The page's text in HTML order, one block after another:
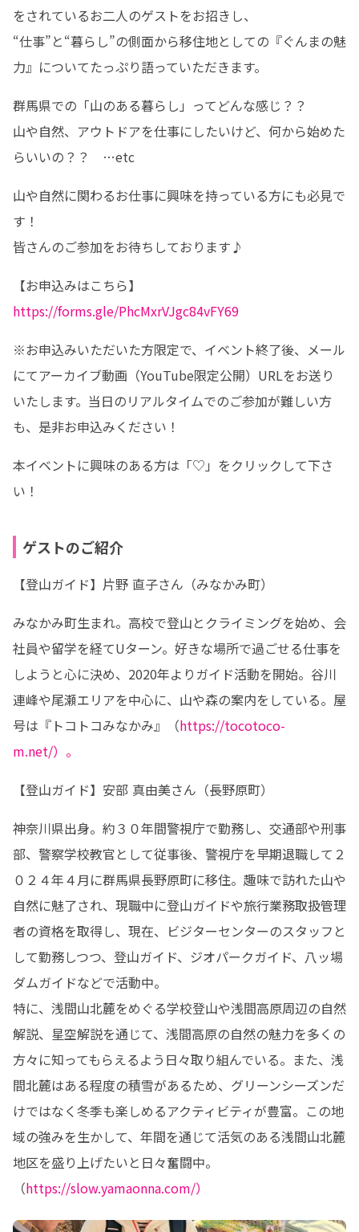
をされているお二人のゲストをお招きし、
“仕事”と“暮らし”の側面から移住地としての『ぐんまの魅
力』についてたっぷり語っていただきます。
群馬県での「山のある暮らし」ってどんな感じ？？
山や自然、アウトドアを仕事にしたいけど、何から始めた
らいいの？？　…etc
山や自然に関わるお仕事に興味を持っている方にも必見で
す！
皆さんのご参加をお待ちしております♪
https://forms.gle/PhcMxrVJgc84vFY69
※お申込みいただいた方限定で、イベント終了後、メール
にてアーカイブ動画（YouTube限定公開）URLをお送り
いたします。当日のリアルタイムでのご参加が難しい方
も、是非お申込みください！
本イベントに興味のある方は「♡」をクリックして下さ
い！
ゲストのご紹介
【登山ガイド】片野 直子さん（みなかみ町）
みなかみ町生まれ。高校で登山とクライミングを始め、会
社員や留学を経てUターン。好きな場所で過ごせる仕事を
しようと心に決め、2020年よりガイド活動を開始。谷川
連峰や尾瀬エリアを中心に、山や森の案内をしている。屋
号は『トコトコみなかみ』（https://tocotoco-
m.net/）。
【登山ガイド】安部 真由美さん（長野原町）
神奈川県出身。約３０年間警視庁で勤務し、交通部や刑事
部、警察学校教官として従事後、警視庁を早期退職して２
０２４年４月に群馬県長野原町に移住。趣味で訪れた山や
自然に魅了され、現職中に登山ガイドや旅行業務取扱管理
者の資格を取得し、現在、ビジターセンターのスタッフと
して勤務しつつ、登山ガイド、ジオパークガイド、八ッ場
ダムガイドなどで活動中。
特に、浅間山北麓をめぐる学校登山や浅間高原周辺の自然
解説、星空解説を通じて、浅間高原の自然の魅力を多くの
方々に知ってもらえるよう日々取り組んでいる。また、浅
間北麓はある程度の積雪があるため、グリーンシーズンだ
けではなく冬季も楽しめるアクティビティが豊富。この地
域の強みを生かして、年間を通じて活気のある浅間山北麓
地区を盛り上げたいと日々奮闘中。
（https://slow.yamaonna.com/）